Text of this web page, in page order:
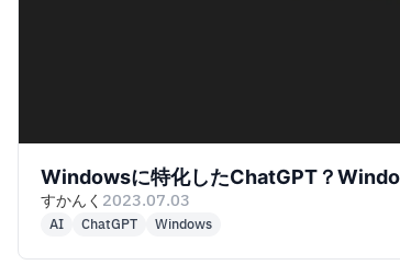
Windowsに特化したChatGPT？
すかんく 2023.07.03
AI ChatGPT Windows